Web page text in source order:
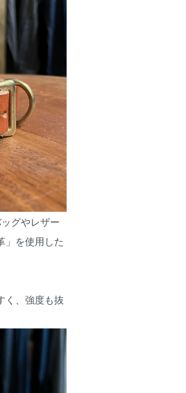
グやレザー
」を使用した
く、強度も抜